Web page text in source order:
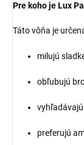
Pre koho je Lux
Táto vôňa je
milujú
obľubujú
preferujú